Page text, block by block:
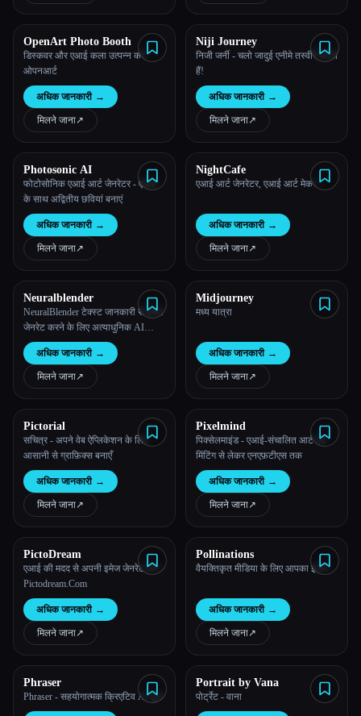
OpenArt Photo Booth
डिस्कवर और एआई कला उत्पन्न करें -
ओपनआर्ट
अधिक जानकारी →
मिलने जाना↗︎
Niji Journey
निजी जर्नी - चलो जादुई एनीमे तस्वीरें बनाते
हैं!
अधिक जानकारी →
मिलने जाना↗︎
Photosonic AI
फोटोसोनिक एआई आर्ट जेनरेटर - एआई
के साथ अद्वितीय छवियां बनाएं
अधिक जानकारी →
मिलने जाना↗︎
NightCafe
एआई आर्ट जेनरेटर, एआई आर्ट मेकर
अधिक जानकारी →
मिलने जाना↗︎
Neuralblender
NeuralBlender टेक्स्ट जानकारी से इमेज
जेनरेट करने के लिए अत्याधुनिक AI
तकनीक का इस्तेमाल करता है
अधिक जानकारी →
मिलने जाना↗︎
Midjourney
मध्य यात्रा
अधिक जानकारी →
मिलने जाना↗︎
Pictorial
सचित्र - अपने वेब ऐप्लिकेशन के लिए
आसानी से ग्राफ़िक्स बनाएँ
अधिक जानकारी →
मिलने जाना↗︎
Pixelmind
पिक्सेलमाइंड - एआई-संचालित आर्ट एंड
मिंटिंग से लेकर एनएफ़टीएस तक
अधिक जानकारी →
मिलने जाना↗︎
PictoDream
एआई की मदद से अपनी इमेज जेनरेट करें -
Pictodream.Com
अधिक जानकारी →
मिलने जाना↗︎
Pollinations
वैयक्तिकृत मीडिया के लिए आपका इंजन
अधिक जानकारी →
मिलने जाना↗︎
Phraser
Phraser - सहयोगात्मक क्रिएटिव AI टूल
Portrait by Vana
पोर्ट्रेट - वाना